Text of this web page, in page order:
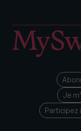
Je
Participez